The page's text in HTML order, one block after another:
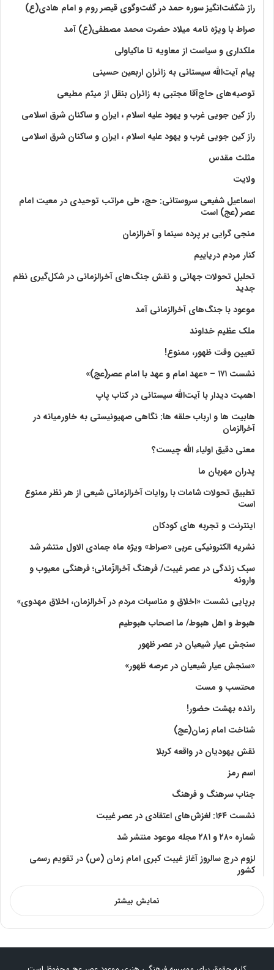
راز شگفت‌انگیز سوره حمد در گفت‌وگوی قیصر روم و امام هادی(ع)
صراط با ویژه نامه میلاد حضرت محمد مصطفی(ع) آمد
ملکداری و سیاست از معاویه تا ماکیاولی
پیام آیت‌الله سیستانی به زائران اربعین حسینی
توصیه‌های حاج‌آقا مجتبی به زائران بنقل از میثم مطیعی
راز کین جویی غرب و یهود علیه اسلام ، ایران و ساکنان شرق اسلامی
راز کین جویی غرب و یهود علیه اسلام ، ایران و ساکنان شرق اسلامی
مثلث مقدس
ولايت‏
اسماعیل شفیعی سروستانی: حج، طی مراتب توحیدی در معیت امام
عصر (عج) است
منجی گرایی بر پرده سینما و آخرالزمان
کنار مردم دریاییم
تحلیل تحولات جهانی و نقش جنگ‌های آخرالزمانی در شکل‌گیری نظم
جدید
موعود با جنگ‌های آخرالزمانی آمد
ملک عظیم خداوند
تعیین وقت ظهور، ممنوع!
نشست ۱۷۱ – «عهد امام و عهد با امام عصر(عج)»
اهمیت دیدار با آیت‌الله سیستانی در کتاب پاپ
هابیت ها و ارباب حلقه ها: نگاهی صهیونیستی به خاورمیانه در
آخرالزمان
معنی دقیق اولیاء الله چیست؟
پدران مهربان ما
تطبیق تحولات شامات با روایات آخرالزمانی شیعی از هر نظر ممنوع
است
اینترنت و تجربه های کودکان
نشریه الکترونیکی عربی «صراط» ویژه ماه جمادی الاول منتشر شد
سبک زندگی در عصر غیبت/ فرهنگ آخرالزّمانی؛ فرهنگی معیوب و
وارونه
برپایی نشست «اخلاق و مناسبات مردم در آخرالزمان، اخلاق مهدوی»
هبوط و اهل هبوط/ ما اصحاب هبوطیم
سنجش عیار شیعیان در عصر ظهور
«سنجش عیار شیعیان در عرصه ظهور»
محتسب و مست
رانده بهشت‌ حضور!
شناخت امام زمان(عج)
نقش یهودیان در واقعه کربلا
اسم رمز
جناب سرهنگ و فرهنگ
نشست ۱۶۴: لغزش‌های اعتقادی در عصر غیبت
شماره ۲۸۰ و ۲۸۱ مجله موعود منتشر شد
لزوم درج سالروز آغاز غیبت کبری امام زمان (س) در تقویم رسمی
کشور
نمایش بیشتر